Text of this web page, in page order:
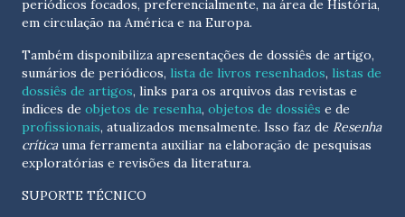
periódicos focados, preferencialmente, na área de História,
em circulação na América e na Europa.
Também disponibiliza apresentações de dossiês de artigo,
sumários de periódicos, lista de livros resenhados, listas de
dossiês de artigos, links para os arquivos das revistas e
índices de objetos de resenha, objetos de dossiês e de
profissionais, atualizados mensalmente. Isso faz de Resenha
críticauma ferramenta auxiliar na elaboração de pesquisas
exploratórias e revisões da literatura.
SUPORTE TÉCNICO